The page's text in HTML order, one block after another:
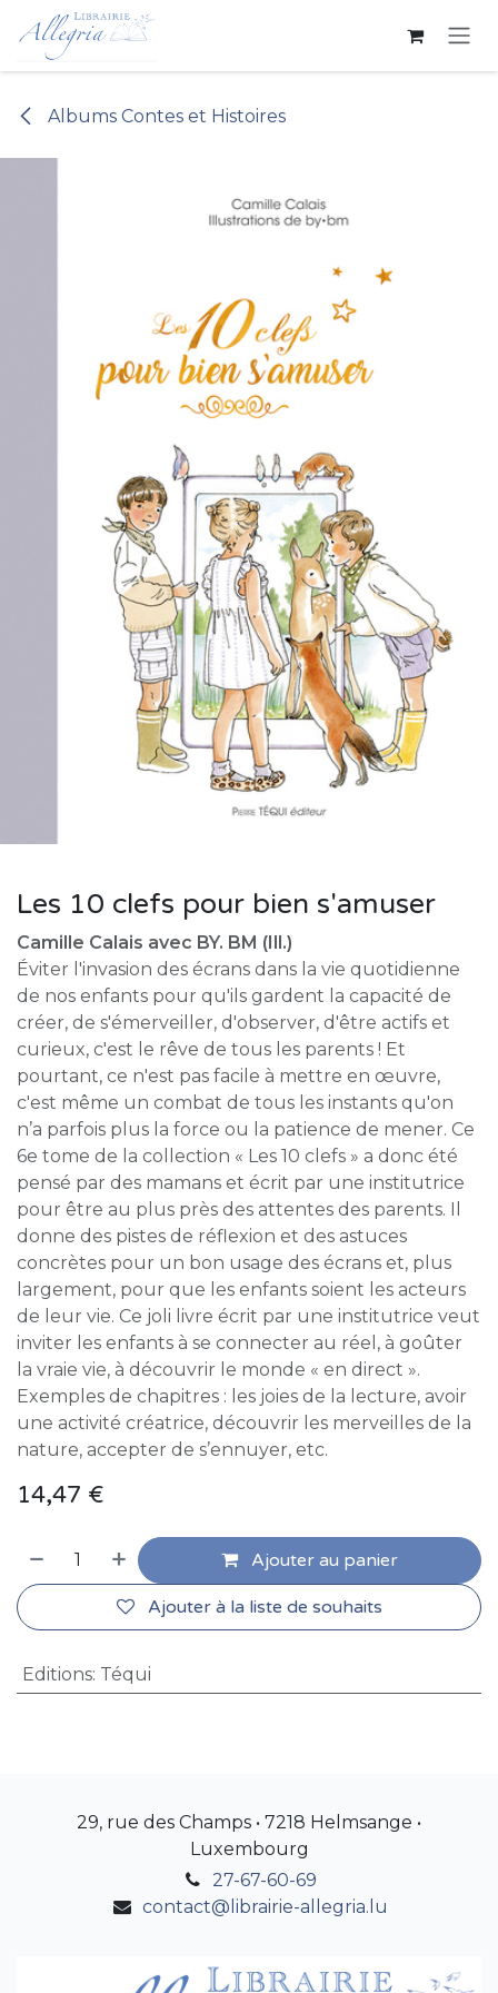
Se rendre au contenu
Albums Contes et Histoires
Les 10 clefs pour bien s'amuser
Camille Calais avec BY. BM (Ill.)
Éviter l'invasion des écrans dans la vie quotidienne
de nos enfants pour qu'ils gardent la capacité de
créer, de s'émerveiller, d'observer, d'être actifs et
curieux, c'est le rêve de tous les parents ! Et
pourtant, ce n'est pas facile à mettre en œuvre,
c'est même un combat de tous les instants qu'on
n’a parfois plus la force ou la patience de mener. Ce
6e tome de la collection « Les 10 clefs » a donc été
pensé par des mamans et écrit par une institutrice
pour être au plus près des attentes des parents. Il
donne des pistes de réflexion et des astuces
concrètes pour un bon usage des écrans et, plus
largement, pour que les enfants soient les acteurs
de leur vie. Ce joli livre écrit par une institutrice veut
inviter les enfants à se connecter au réel, à goûter
la vraie vie, à découvrir le monde « en direct ».
Exemples de chapitres : les joies de la lecture, avoir
une activité créatrice, découvrir les merveilles de la
nature, accepter de s’ennuyer, etc.
14,47 €
Ajouter au panier
Ajouter à la liste de souhaits
Editions: Téqui
29, rue des Champs • 7218 Helmsange •
Luxembourg
27-67-60-69
contact@librairie-allegria.lu